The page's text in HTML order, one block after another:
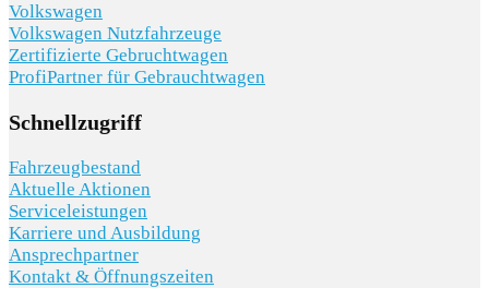
Volkswagen
Volkswagen Nutzfahrzeuge
Zertifizierte Gebruchtwagen
ProfiPartner für Gebrauchtwagen
Schnellzugriff
Fahrzeugbestand
Aktuelle Aktionen
Serviceleistungen
Karriere und Ausbildung
Ansprechpartner
Kontakt & Öffnungszeiten